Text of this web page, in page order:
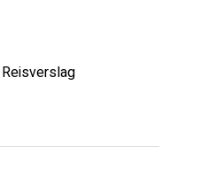
Reisverslag